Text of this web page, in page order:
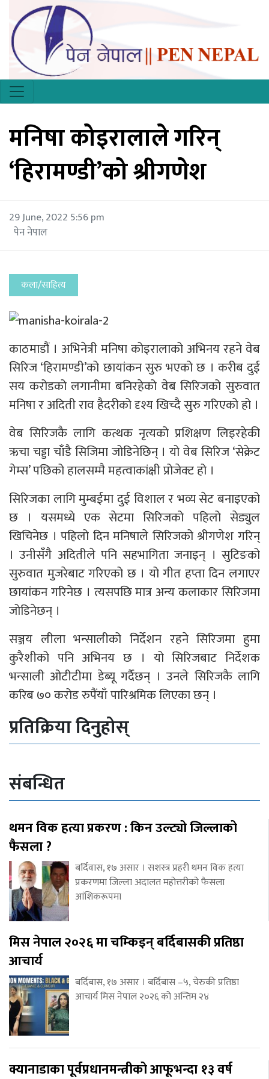
मनिषा कोइरालाले गरिन्
‘हिरामण्डी’को श्रीगणेश
29 June, 2022 5:56 pm
पेन नेपाल
कला/साहित्य
काठमाडौं । अभिनेत्री मनिषा कोइरालाको अभिनय रहने वेब
सिरिज ‘हिरामण्डी’को छायांकन सुरु भएको छ । करीब दुई
सय करोडको लगानीमा बनिरहेको वेब सिरिजको सुरुवात
मनिषा र अदिती राव हैदरीको दृश्य खिच्दै सुरु गरिएको हो ।
वेब सिरिजकै लागि कत्थक नृत्यको प्रशिक्षण लिइरहेकी
ऋचा चड्डा चाँडै सिजिमा जोडिनेछिन् । यो वेब सिरिज ‘सेक्रेट
गेम्स’ पछिको हालसम्मै महत्वाकांक्षी प्रोजेक्ट हो ।
सिरिजका लागि मुम्बईमा दुई विशाल र भव्य सेट बनाइएको
छ । यसमध्ये एक सेटमा सिरिजको पहिलो सेड्युल
खिचिनेछ । पहिलो दिन मनिषाले सिरिजको श्रीगणेश गरिन्
। उनीसँगै अदितीले पनि सहभागिता जनाइन् । सुटिङको
सुरुवात मुजरेबाट गरिएको छ । यो गीत हप्ता दिन लगाएर
छायांकन गरिनेछ । त्यसपछि मात्र अन्य कलाकार सिरिजमा
जोडिनेछन् ।
सञ्जय लीला भन्सालीको निर्देशन रहने सिरिजमा हुमा
कुरैशीको पनि अभिनय छ । यो सिरिजबाट निर्देशक
भन्साली ओटीटीमा डेब्यू गर्दैछन् । उनले सिरिजकै लागि
करिब ७० करोड रुपैंयाँ पारिश्रमिक लिएका छन् ।
प्रतिक्रिया दिनुहोस्
संबन्धित
थमन विक हत्या प्रकरण : किन उल्ट्यो जिल्लाको
फैसला ?
बर्दिवास, १७ असार । सशस्त्र प्रहरी थमन विक हत्या
प्रकरणमा जिल्ला अदालत महोत्तरीको फैसला
आंशिकरूपमा
मिस नेपाल २०२६ मा चम्किइन् बर्दिबासकी प्रतिष्ठा
आचार्य
बर्दिबास, १७ असार । बर्दिबास –५, चेरुकी प्रतिष्ठा
आचार्य मिस नेपाल २०२६ को अन्तिम २४
क्यानाडाका पूर्वप्रधानमन्त्रीको आफूभन्दा १३ वर्ष